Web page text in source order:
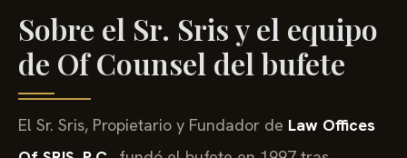
Sobre el Sr. Sris y el equipo
de Of Counsel del bufete
El Sr. Sris, Propietario y Fundador de Law Offices